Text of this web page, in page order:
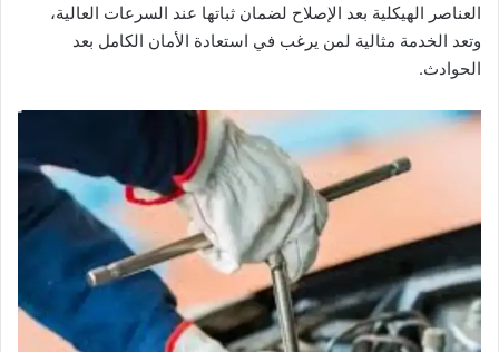
العناصر الهيكلية بعد الإصلاح لضمان ثباتها عند السرعات العالية،
وتعد الخدمة مثالية لمن يرغب في استعادة الأمان الكامل بعد
الحوادث.